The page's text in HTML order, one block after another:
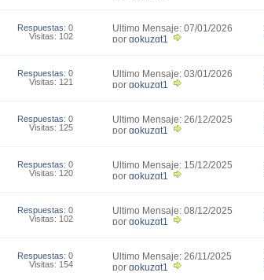
Respuestas: 0
Visitas: 102
Último Mensaje: 07/01/2026
22:57
por gokuzgt1
Respuestas: 0
Visitas: 121
Último Mensaje: 03/01/2026
19:59
por gokuzgt1
Respuestas: 0
Visitas: 125
Último Mensaje: 26/12/2025
23:22
por gokuzgt1
Respuestas: 0
Visitas: 120
Último Mensaje: 15/12/2025
00:17
por gokuzgt1
Respuestas: 0
Visitas: 102
Último Mensaje: 08/12/2025
22:17
por gokuzgt1
Respuestas: 0
Visitas: 154
Último Mensaje: 26/11/2025
22:50
por gokuzgt1